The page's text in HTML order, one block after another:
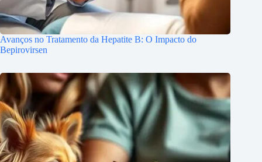
Avanços no Tratamento da Hepatite B: O Impacto do
Bepirovirsen